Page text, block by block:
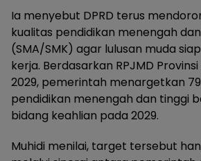
Ia menyebut DPRD terus
kualitas pendidikan menengah
(SMA/SMK) agar lulusan muda
kerja. Berdasarkan RPJMD
2029, pemerintah menargetkan
pendidikan menengah dan tinggi
bidang keahlian pada 2029.
Muhidi menilai, target tersebut